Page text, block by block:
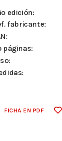
edición:
fabricante:
páginas:
FICHA EN PDF